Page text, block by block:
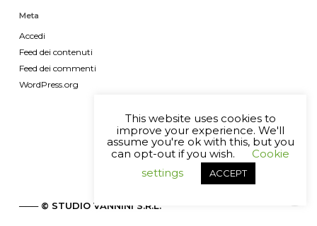
Meta
Accedi
Feed dei contenuti
Feed dei commenti
WordPress.org
─── © STUDIO VANNINI S.R.L.
This website uses cookies to
improve your experience. We'll
assume you're ok with this, but you
can opt-out if you wish.
Cookie
settings
ACCEPT